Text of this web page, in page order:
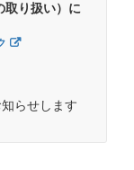
取り扱い）に
らせします